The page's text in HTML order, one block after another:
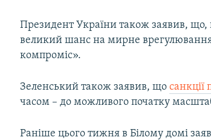
Президент України також заявив,
великий шанс на мирне врегулювання:
компроміс».
Зеленський також заявив, щосанкції
часом – до можливого початку
Раніше цього тижня в Білому домі